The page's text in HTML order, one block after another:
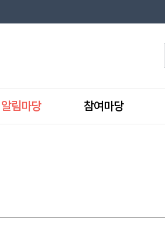
알림마당 참여마당